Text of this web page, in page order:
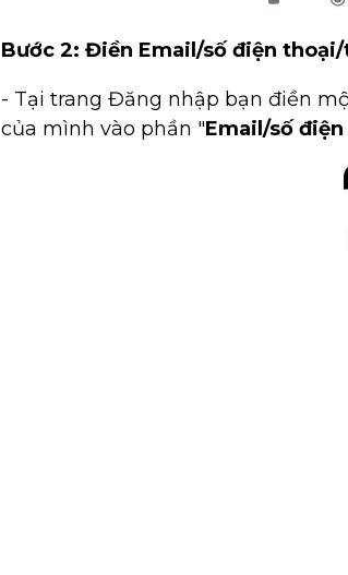
Bước 2: Điền Email/số điện
- Tại trang Đăng nhập bạn điền
của mình vào phần "Email/số